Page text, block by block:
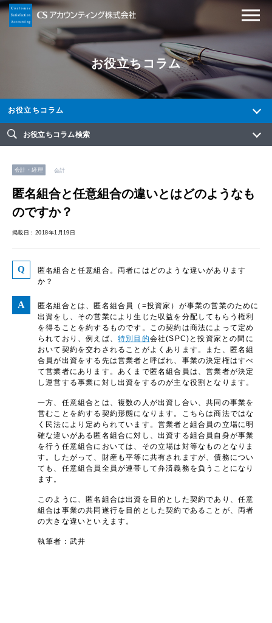
お役立ちコラム
お役立ちコラム
お役立ちコラム検索
会計・経理 会計
匿名組合と任意組合の違いとはどのようなも
のですか？
掲載日：2018年1月19日
匿名組合と任意組合。両者にはどのような違いがあります
か？
匿名組合とは、匿名組合員（=投資家）が事業の営業のために
出資をし、その営業により生じた収益を分配してもらう権利
を得ることを約するものです。この契約は商法によって定め
られており、例えば、 特別目的会社(SPC)と投資家との間に
おいて契約を交わされることがよくあります。また、匿名組
合員が出資をする先は営業者と呼ばれ、事業の決定権はすべ
て営業者にあります。あくまで匿名組合員は、営業者が決定
し運営する事業に対し出資をするのが主な役割となります。
一方、任意組合とは、複数の人が出資し合い、共同の事業を
営むことを約する契約形態になります。こちらは商法ではな
く民法により定められています。営業者と組合員の立場に明
確な違いがある匿名組合に対し、出資する組合員自身が事業
を行う任意組合においては、その立場は対等なものとなりま
す。したがって、財産も平等に共有されますが、債務につい
ても、任意組合員全員が連帯して弁済義務を負うことになり
ます。
このように、匿名組合は出資を目的とした契約であり、任意
組合は事業の共同遂行を目的とした契約であることが、両者
の大きな違いといえます。
執筆者：武井